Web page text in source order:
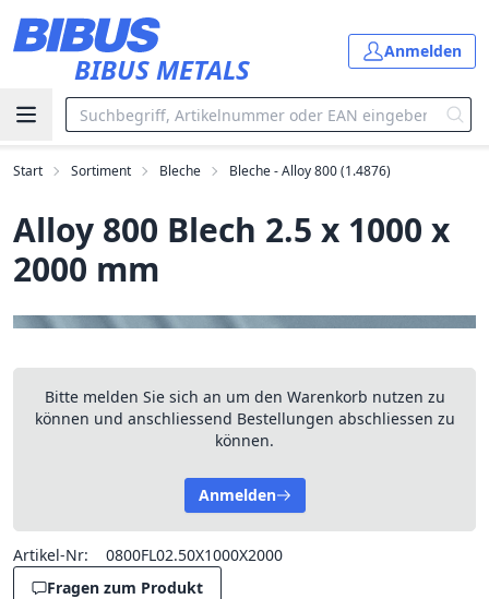
BIBUS METALS
Anmelden
Start Sortiment Bleche Bleche - Alloy 800 (1.4876)
Alloy 800 Blech 2.5 x 1000 x
2000 mm
Bitte melden Sie sich an um den Warenkorb nutzen zu
können und anschliessend Bestellungen abschliessen zu
können.
Anmelden
Artikel-Nr:
0800FL02.50X1000X2000
Fragen zum Produkt